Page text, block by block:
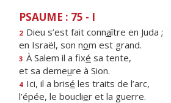
PSAUME : 75 - I
2 Dieu s’est fait connaître en Juda ;
en Israël, son nom est grand.
3 À Salem il a fixé sa tente,
et sa demeure à Sion.
4 Ici, il a brisé les traits de l’arc,
l’épée, le bouclier et la guerre.